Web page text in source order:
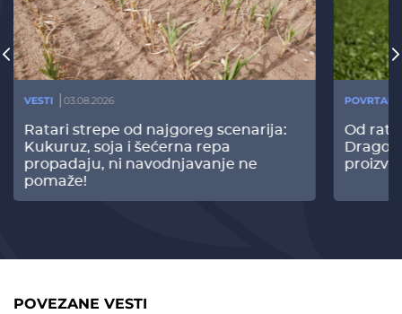
VESTI 03.08.2026
Ratari strepe od najgoreg scenarija:
Kukuruz, soja i šećerna repa
propadaju, ni navodnjavanje ne
pomaže!
Od
POVEZANE VESTI